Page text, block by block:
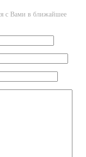
с Вами в ближайшее